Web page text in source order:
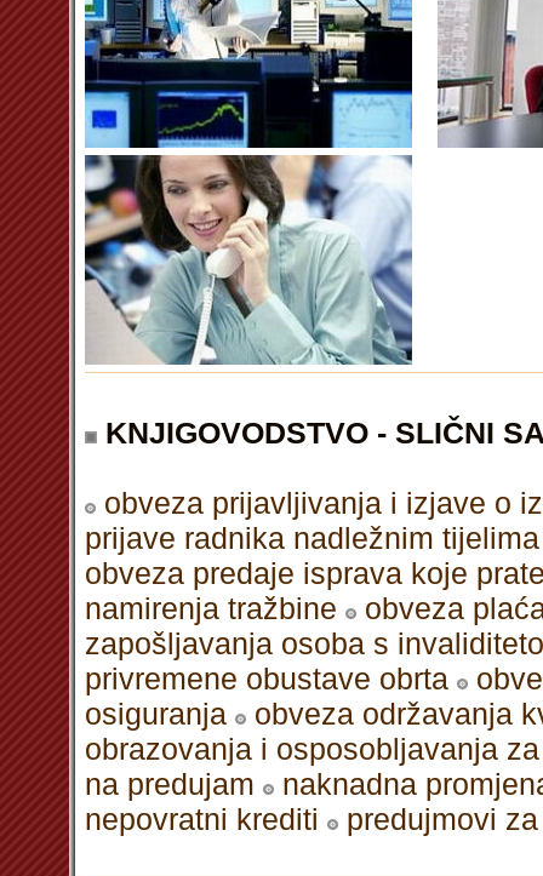
KNJIGOVODSTVO - SLIČNI
obveza prijavljivanja i izjave o
prijave radnika nadležnim
obveza predaje isprava koje
namirenja tražbine
obveza
zapošljavanja osoba s
privremene obustave obrta
osiguranja
obveza održavanja
obrazovanja i osposobljavanja
na predujam
naknadna
nepovratni krediti
predujmovi